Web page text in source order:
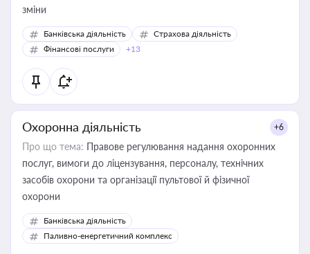
зміни
Банківська діяльність
Страхова діяльність
Фінансові послуги
+13
Охоронна діяльність +6
Про що тема: Правове регулювання надання охоронних
послуг, вимоги до ліцензування, персоналу, технічних
засобів охорони та організації пультової й фізичної
охорони
Банківська діяльність
Паливно-енергетичний комплекс